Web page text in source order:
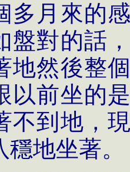
多月來的
盤對的話
地然後整
以前坐的
不到地，
地坐著。